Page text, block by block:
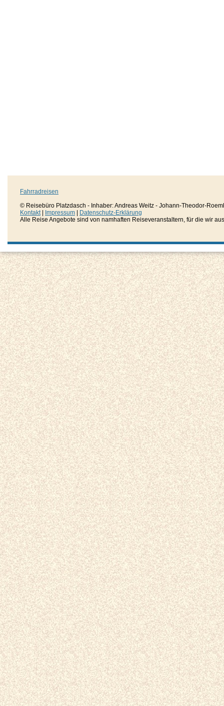
Fahrradreisen
© Reisebüro Platzdasch - Inhaber: Andreas Weitz - Johann-Theodor-
Kontakt| Impressum
Datenschutz-Erklärung
Alle Reise Angebote sind von namhaften Reiseveranstaltern, für die wir